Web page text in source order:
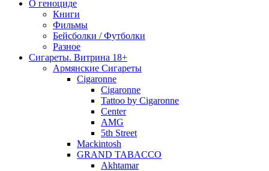
О геноциде
Книги
Фильмы
Бейсболки / Футболки
Разное
Сигареты. Витрина 18+
Армянские Сигареты
Cigaronne
Cigaronne
Tattoo by Cigaronne
Center
AMG
5th Street
Mackintosh
GRAND TABACCO
Akhtamar